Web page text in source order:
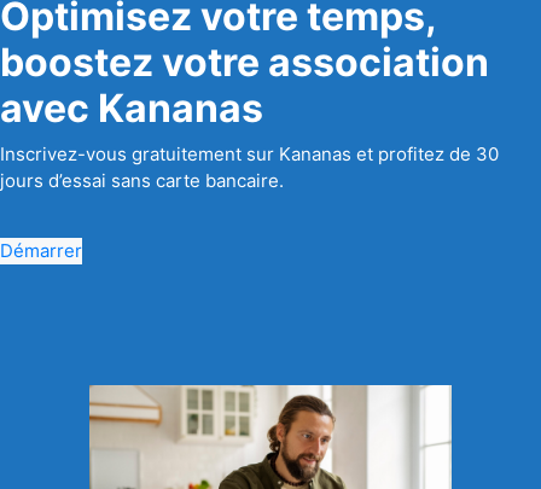
Optimisez votre temps,
boostez votre association
avec Kananas
Inscrivez-vous gratuitement sur Kananas et profitez de 30
jours d’essai sans carte bancaire.
Démarrer